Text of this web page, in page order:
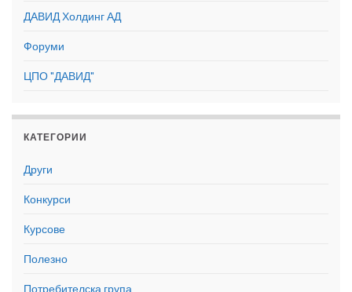
ДАВИД Холдинг АД
Форуми
ЦПО "ДАВИД"
КАТЕГОРИИ
Други
Конкурси
Курсове
Полезно
Потребителска група